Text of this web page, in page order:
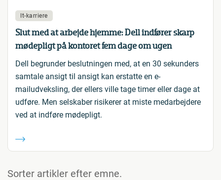
It-karriere
Slut med at arbejde hjemme: Dell indfører skarp
mødepligt på kontoret fem dage om ugen
Dell begrunder beslutningen med, at en 30 sekunders
samtale ansigt til ansigt kan erstatte en e-
mailudveksling, der ellers ville tage timer eller dage at
udføre. Men selskaber risikerer at miste medarbejdere
ved at indføre mødepligt.
Sorter artikler efter emne.